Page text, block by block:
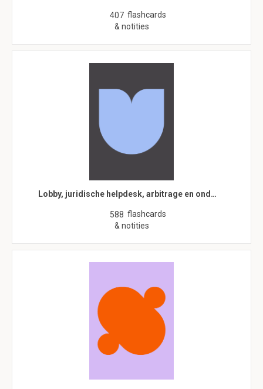
407 flashcards
& notities
Lobby, juridische helpdesk, arbitrage en ond…
588 flashcards
& notities